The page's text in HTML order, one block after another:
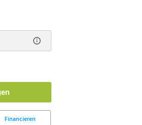
Financieren